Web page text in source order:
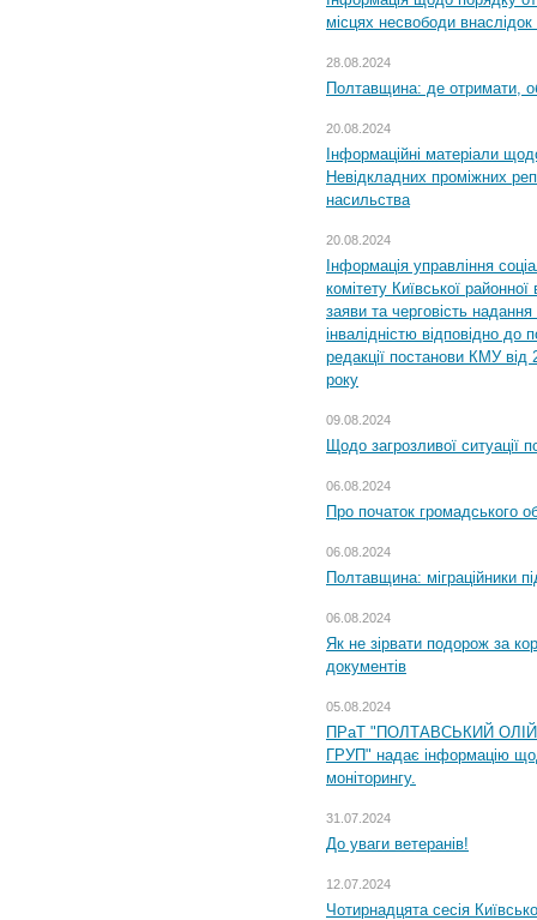
місцях несвободи внаслідок
28.08.2024
Полтавщина: де отримати,
20.08.2024
Інформаційні матеріали
Невідкладних проміжних
насильства
20.08.2024
Інформація управління
комітету Київської
заяви та черговість надання
інвалідністю відповідно
редакції постанови КМУ
року
09.08.2024
Щодо загрозливої ситуації
06.08.2024
Про початок громадського
06.08.2024
Полтавщина: міграційники
06.08.2024
Як не зірвати подорож за
документів
05.08.2024
ПРаТ "ПОЛТАВСЬКИЙ
ГРУП" надає інформацію
моніторингу.
31.07.2024
До уваги ветеранів!
12.07.2024
Чотирнадцята сесія